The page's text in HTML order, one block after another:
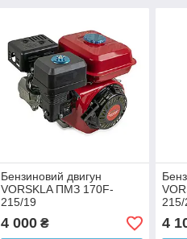
Бензиновий двигун
VORSKLA ПМЗ 170F-
215/19
4 000₴
215/
4